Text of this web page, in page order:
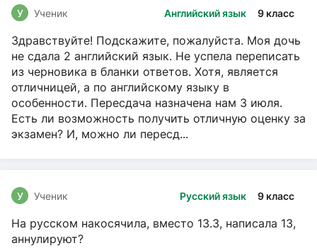
Английский язык 9 класс
У Ученик
Здравствуйте! Подскажите, пожалуйста. Моя дочь
не сдала 2 английский язык. Не успела переписать
из черновика в бланки ответов. Хотя, является
отличницей, а по английскому языку в
особенности. Пересдача назначена нам 3 июля.
Есть ли возможность получить отличную оценку за
экзамен? И, можно ли пересд...
Русский язык 9 класс
У Ученик
На русском накосячила, вместо 13.3, написала 13,
аннулируют?